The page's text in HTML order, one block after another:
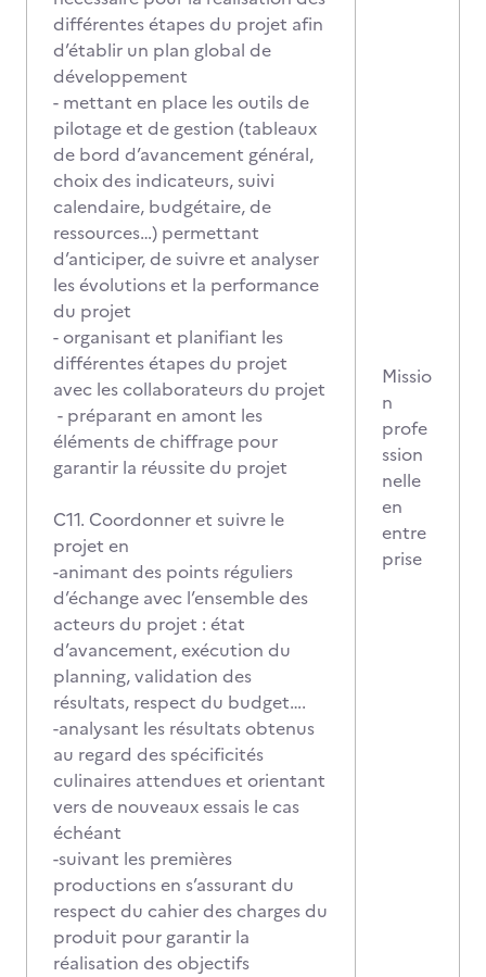
différentes étapes du projet afin
d’établir un plan global de
développement
- mettant en place les outils de
pilotage et de gestion (tableaux
de bord d’avancement général,
choix des indicateurs, suivi
calendaire, budgétaire, de
ressources…) permettant
d’anticiper, de suivre et analyser
les évolutions et la performance
du projet
- organisant et planifiant les
différentes étapes du projet
avec les collaborateurs du projet
- préparant en amont les
éléments de chiffrage pour
garantir la réussite du projet
C11. Coordonner et suivre le
projet en
-animant des points réguliers
d’échange avec l’ensemble des
acteurs du projet : état
d’avancement, exécution du
planning, validation des
résultats, respect du budget….
-analysant les résultats obtenus
au regard des spécificités
culinaires attendues et orientant
vers de nouveaux essais le cas
échéant
-suivant les premières
productions en s’assurant du
respect du cahier des charges du
produit pour garantir la
réalisation des objectifs
Missio
n
profe
ssion
nelle
en
entre
prise